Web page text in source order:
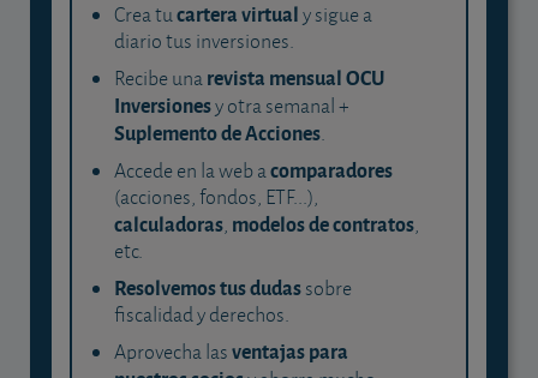
Crea tucartera virtualy sigue a
diario tus inversiones.
Recibe unarevista mensual OCU
Inversionesy otra semanal +
Suplemento de Acciones.
Accede en la web acomparadores
(acciones, fondos, ETF...),
calculadoras, modelos de contratos,
etc.
Resolvemos tus dudassobre
fiscalidad y derechos.
Aprovecha lasventajas para